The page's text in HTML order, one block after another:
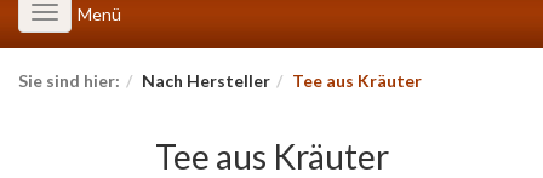
Toggle
navigation
Menü
Sie sind hier: Nach Hersteller Tee aus Kräuter
Tee aus Kräuter